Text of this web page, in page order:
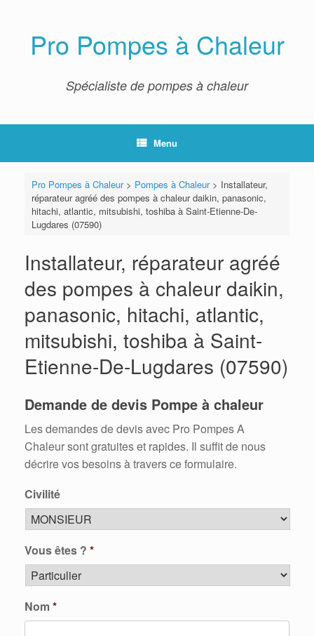
Pro Pompes à Chaleur
Spécialiste de pompes à chaleur
Menu
Pro Pompes à Chaleur> Pompes à Chaleur> Installateur,
réparateur agréé des pompes à chaleur daikin, panasonic,
hitachi, atlantic, mitsubishi, toshiba à Saint-Etienne-De-
Lugdares (07590)
Installateur, réparateur agréé
des pompes à chaleur daikin,
panasonic, hitachi, atlantic,
mitsubishi, toshiba à Saint-
Etienne-De-Lugdares (07590)
Demande de devis Pompe à chaleur
Les demandes de devis avec Pro Pompes A
Chaleur sont gratuites et rapides. Il suffit de nous
décrire vos besoins à travers ce formulaire.
Civilité
Vous êtes ? *
Nom*